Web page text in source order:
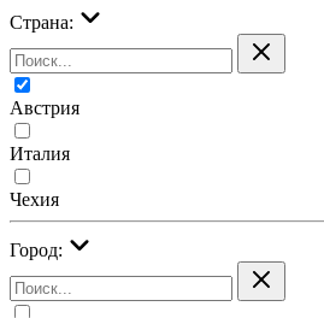
Страна:
Австрия
Италия
Чехия
Город: